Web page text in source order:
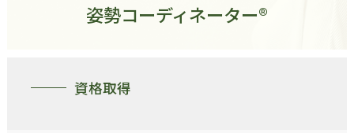
姿勢コーディネーター®
資格取得